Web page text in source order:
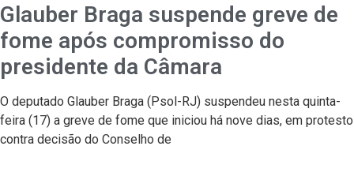
Glauber Braga suspende greve de
fome após compromisso do
presidente da Câmara
O deputado Glauber Braga (Psol-RJ) suspendeu nesta quinta-
feira (17) a greve de fome que iniciou há nove dias, em protesto
contra decisão do Conselho de